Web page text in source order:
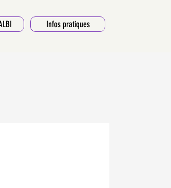
Infos pratiques